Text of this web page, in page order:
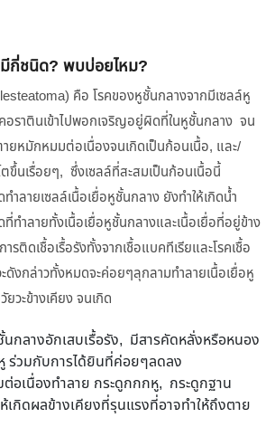
มีกี่ชนิด? พบบ่อยไหม?
คือ โรคของหูชั้นกลางจากมีเซลล์หู
อราตินเข้าไปพอกเจริญอยู่ผิดที่ในหูชั้นกลาง จน
ายหมักหมมต่อเนื่องจนเกิดเป็นก้อนเนื้อ, และ/
ขึ้นเรื่อยๆ, ซึ่งเซลล์ที่สะสมเป็นก้อนเนื้อนี้
ำลายเซลล์เนื้อเยื่อหูชั้นกลาง ยังทำให้เกิดน้ำ
ทำลายทั้งเนื้อเยื่อหูชั้นกลางและเนื้อเยื่อที่อยู่ข้าง
รติดเชื้อเรื้อรังทั้งจากเชื้อแบคทีเรียและโรคเชื้อ
ดังกล่าวทั้งหมดจะค่อยๆลุกลามทำลายเนื้อเยื่อหู
วะข้างเคียง จนเกิด
กลางอักเสบเรื้อรัง, มีสารคัดหลั่งหรือหนอง
ร่วมกับการได้ยินที่ค่อยๆลดลง
ต่อเนื่องทำลาย กระดูกกกหู, กระดูกฐาน
เกิดผลข้างเคียงที่รุนแรงที่อาจทำให้ถึงตาย